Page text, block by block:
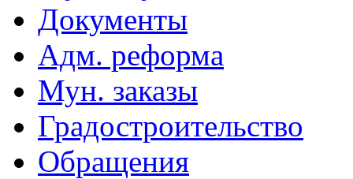
Документы
Адм. реформа
Мун. заказы
Градостроительство
Обращения